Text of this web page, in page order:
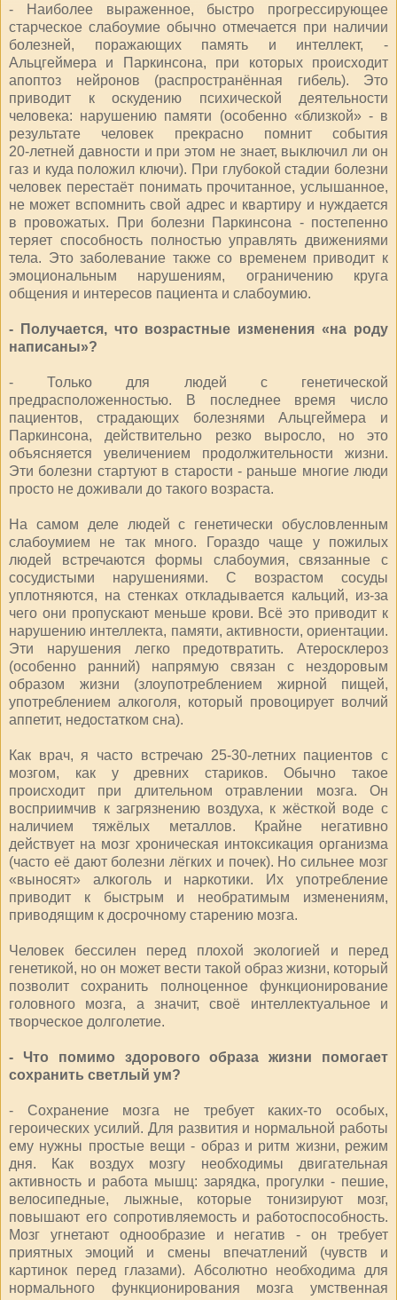
- Наиболее выраженное, быстро прогрессирующее
старческое слабоумие обычно отмечается при наличии
болезней, поражающих память и интеллект, -
Альцгеймера и Паркинсона, при которых происходит
апоптоз нейронов (распространённая гибель). Это
приводит к оскудению психической деятельности
человека: нарушению памяти (особенно «близкой» - в
результате человек прекрасно помнит события
20‑летней давности и при этом не знает, выключил ли он
газ и куда положил ключи). При глубокой стадии болезни
человек перестаёт понимать прочитанное, услышанное,
не может вспомнить свой адрес и квартиру и нуждается
в провожатых. При болезни Паркинсона - постепенно
теряет способность полностью управлять движениями
тела. Это заболевание также со временем приводит к
эмоциональным нарушениям, ограничению круга
общения и интересов пациента и слабоумию.
- Получается, что возрастные изменения «на роду
написаны»?
- Только для людей с генетической
предрасположенностью. В последнее время число
пациентов, страдающих болезнями Альцгеймера и
Паркинсона, действительно резко выросло, но это
объясняется увеличением продолжительности жизни.
Эти болезни стартуют в старости - раньше многие люди
просто не доживали до такого возраста.
На самом деле людей с генетически обусловленным
слабоумием не так много. Гораздо чаще у пожилых
людей встречаются формы слабоумия, связанные с
сосудистыми нарушениями. С возрастом сосуды
уплотняются, на стенках откладывается кальций, из‑за
чего они пропускают меньше крови. Всё это приводит к
нарушению интеллекта, памяти, активности, ориентации.
Эти нарушения легко предотвратить. Атеросклероз
(особенно ранний) напрямую связан с нездоровым
образом жизни (злоупотреблением жирной пищей,
употреблением алкоголя, который провоцирует волчий
аппетит, недостатком сна).
Как врач, я часто встречаю 25-30-летних пациентов с
мозгом, как у древних стариков. Обычно такое
происходит при длительном отравлении мозга. Он
восприимчив к загрязнению воздуха, к жёсткой воде с
наличием тяжёлых металлов. Крайне негативно
действует на мозг хроническая интоксикация организма
(часто её дают болезни лёгких и почек). Но сильнее мозг
«выносят» алкоголь и наркотики. Их употребление
приводит к быстрым и необратимым изменениям,
приводящим к досрочному старению мозга.
Человек бессилен перед плохой экологией и перед
генетикой, но он может вести такой образ жизни, который
позволит сохранить полноценное функционирование
головного мозга, а значит, своё интеллектуальное и
творческое долголетие.
- Что помимо здорового образа жизни помогает
сохранить светлый ум?
- Сохранение мозга не требует каких‑то особых,
героических усилий. Для развития и нормальной работы
ему нужны простые вещи - образ и ритм жизни, режим
дня. Как воздух мозгу необходимы двигательная
активность и работа мышц: зарядка, прогулки - пешие,
велосипедные, лыжные, которые тонизируют мозг,
повышают его сопротивляемость и работоспособность.
Мозг угнетают однообразие и негатив - он требует
приятных эмоций и смены впечатлений (чувств и
картинок перед глазами). Абсолютно необходима для
нормального функционирования мозга умственная